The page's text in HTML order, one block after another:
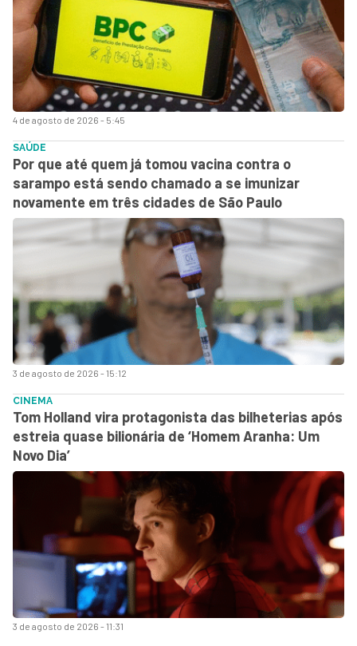
4 de agosto de 2026 - 5:45
3 de agosto de 2026 - 15:12
SAÚDE
Por que até quem já tomou vacina contra o
sarampo está sendo chamado a se imunizar
novamente em três cidades de São Paulo
3 de agosto de 2026 - 11:31
CINEMA
Tom Holland vira protagonista das bilheterias após
estreia quase bilionária de ‘Homem Aranha: Um
Novo Dia’